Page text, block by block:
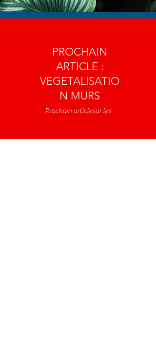
PROCHAIN
ARTICLE :
VEGETALISATIO
N MURS
Prochain articlesur les